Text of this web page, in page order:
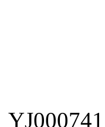
YJ000741